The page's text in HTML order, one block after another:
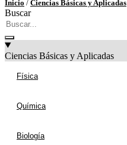
Inicio / Ciencias Básicas y Aplicadas
Buscar
Ciencias Básicas y Aplicadas
Física
Química
Biología